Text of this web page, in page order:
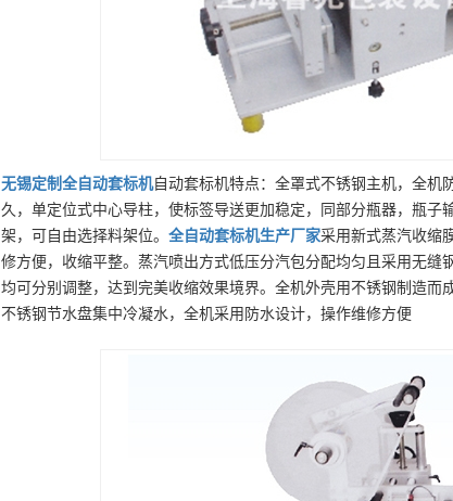
无锡定制 全自动套标机自动套标机特点：全罩式不锈钢主机，全机
久，单定位式中心导柱，使标签导送更加稳定，同部分瓶器，瓶
架，可自由选择料架位。 全自动套标机生产厂家采用新式蒸汽收缩
修方便，收缩平整。蒸汽喷出方式低压分汽包分配均匀且采用无
均可分别调整，达到完美收缩效果境界。全机外壳用不锈钢制造
不锈钢节水盘集中冷凝水，全机采用防水设计，操作维修方便